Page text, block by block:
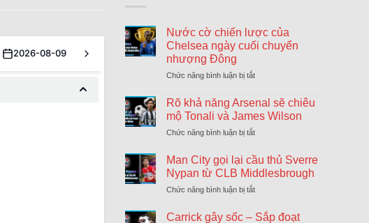
2026-08-09
Nước cờ chiến lược của
Chelsea ngày cuối chuyển
nhượng Đông
Chức năng bình luận bị tắtở
cờ
chiến
lược
của
ngày
cuối
nhượng
Rõ khả năng Arsenal sẽ chiêu
mộ Tonali và James Wilson
Chức năng bình luận bị tắtở
khả
năng
Arsenal
sẽ
mộ
Man City gọi lại cầu thủ Sverre
Nypan từ CLB Middlesbrough
Chức năng bình luận bị tắtở
City
Carrick gây sốc – Sắp đoạt